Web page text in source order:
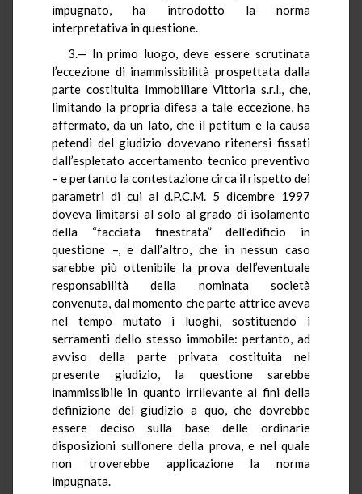
impugnato, ha introdotto la norma
interpretativa in questione.
3.— In primo luogo, deve essere scrutinata
l’eccezione di inammissibilità prospettata dalla
parte costituita Immobiliare Vittoria s.r.l., che,
limitando la propria difesa a tale eccezione, ha
affermato, da un lato, che il petitum e la causa
petendi del giudizio dovevano ritenersi fissati
dall’espletato accertamento tecnico preventivo
– e pertanto la contestazione circa il rispetto dei
parametri di cui al d.P.C.M. 5 dicembre 1997
doveva limitarsi al solo al grado di isolamento
della “facciata finestrata” dell’edificio in
questione –, e dall’altro, che in nessun caso
sarebbe più ottenibile la prova dell’eventuale
responsabilità della nominata società
convenuta, dal momento che parte attrice aveva
nel tempo mutato i luoghi, sostituendo i
serramenti dello stesso immobile: pertanto, ad
avviso della parte privata costituita nel
presente giudizio, la questione sarebbe
inammissibile in quanto irrilevante ai fini della
definizione del giudizio a quo, che dovrebbe
essere deciso sulla base delle ordinarie
disposizioni sull’onere della prova, e nel quale
non troverebbe applicazione la norma
impugnata.